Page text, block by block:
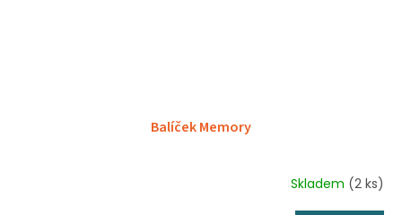
Balíček Memory
Skladem (2 ks)